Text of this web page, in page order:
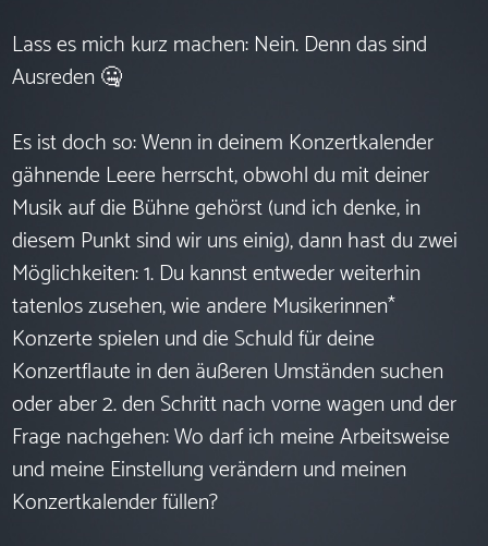
Lass es mich kurz machen: Nein. Denn das sind
Ausreden 🤐
Es ist doch so: Wenn in deinem Konzertkalender
gähnende Leere herrscht, obwohl du mit deiner
Musik auf die Bühne gehörst (und ich denke, in
diesem Punkt sind wir uns einig), dann hast du zwei
Möglichkeiten: 1. Du kannst entweder weiterhin
tatenlos zusehen, wie andere Musikerinnen*
Konzerte spielen und die Schuld für deine
Konzertflaute in den äußeren Umständen suchen
oder aber 2. den Schritt nach vorne wagen und der
Frage nachgehen: Wo darf ich meine Arbeitsweise
und meine Einstellung verändern und meinen
Konzertkalender füllen?